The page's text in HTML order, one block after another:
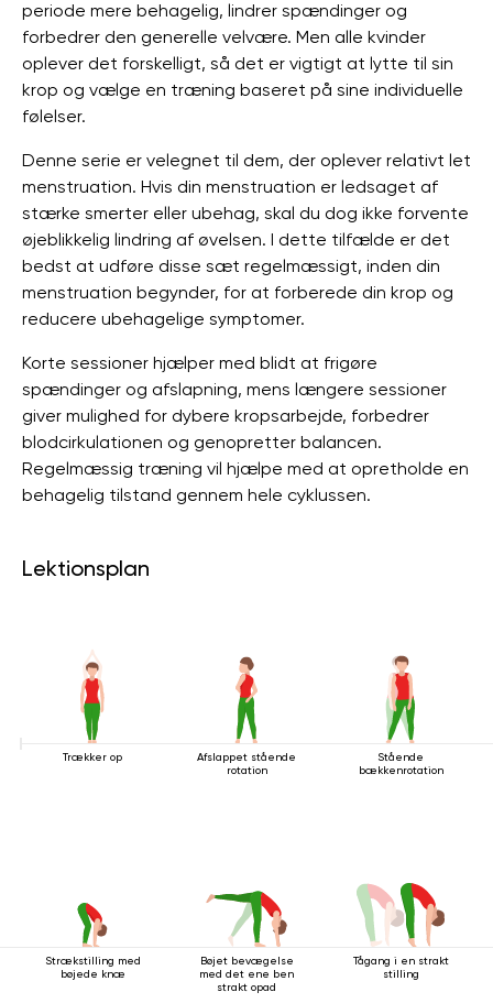
periode mere behagelig, lindrer spændinger og
forbedrer den generelle velvære. Men alle kvinder
oplever det forskelligt, så det er vigtigt at lytte til sin
krop og vælge en træning baseret på sine individuelle
følelser.
Denne serie er velegnet til dem, der oplever relativt let
menstruation. Hvis din menstruation er ledsaget af
stærke smerter eller ubehag, skal du dog ikke forvente
øjeblikkelig lindring af øvelsen. I dette tilfælde er det
bedst at udføre disse sæt regelmæssigt, inden din
menstruation begynder, for at forberede din krop og
reducere ubehagelige symptomer.
Korte sessioner hjælper med blidt at frigøre
spændinger og afslapning, mens længere sessioner
giver mulighed for dybere kropsarbejde, forbedrer
blodcirkulationen og genopretter balancen.
Regelmæssig træning vil hjælpe med at opretholde en
behagelig tilstand gennem hele cyklussen.
Lektionsplan
Trækker op
Afslappet stående
rotation
Stående
bækkenrotation
Strækstilling med
bøjede knæ
Bøjet bevægelse
med det ene ben
strakt opad
Tågang i en strakt
stilling